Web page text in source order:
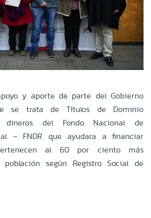
y aporte de parte del Gobierno
se trata de Títulos de Dominio
dineros del Fondo Nacional de
– FNDR que ayudara a financiar
al 60 por ciento más
según Registro Social de